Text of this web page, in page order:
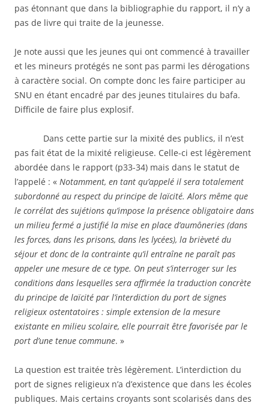
pas étonnant que dans la bibliographie du rapport, il n’y a
pas de livre qui traite de la jeunesse.
Je note aussi que les jeunes qui ont commencé à travailler
et les mineurs protégés ne sont pas parmi les dérogations
à caractère social. On compte donc les faire participer au
SNU en étant encadré par des jeunes titulaires du bafa.
Difficile de faire plus explosif.
Dans cette partie sur la mixité des publics, il n’est
pas fait état de la mixité religieuse. Celle-ci est légèrement
abordée dans le rapport (p33-34) mais dans le statut de
l’appelé : « Notamment, en tant qu’appelé il sera totalement
subordonné au respect du principe de laïcité. Alors même que
le corrélat des sujétions qu’impose la présence obligatoire dans
un milieu fermé a justifié la mise en place d’aumôneries (dans
les forces, dans les prisons, dans les lycées), la brièveté du
séjour et donc de la contrainte qu’il entraîne ne paraît pas
appeler une mesure de ce type. On peut s’interroger sur les
conditions dans lesquelles sera affirmée la traduction concrète
du principe de laïcité par l’interdiction du port de signes
religieux ostentatoires : simple extension de la mesure
existante en milieu scolaire, elle pourrait être favorisée par le
port d’une tenue commune. »
La question est traitée très légèrement. L’interdiction du
port de signes religieux n’a d’existence que dans les écoles
publiques. Mais certains croyants sont scolarisés dans des